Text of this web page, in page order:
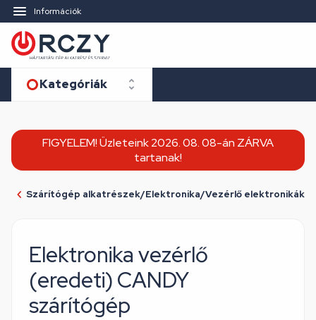
Információk
Kategóriák
FIGYELEM! Üzleteink 2026. 08. 08-án ZÁRVA
tartanak!
Szárítógép alkatrészek/Elektronika/Vezérlő elektronikák
Elektronika vezérlő
(eredeti) CANDY
szárítógép